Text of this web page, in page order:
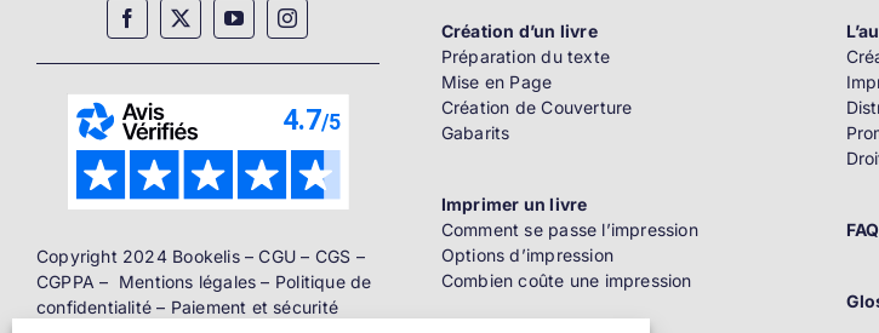
Copyright 2024 Bookelis –CGU – CGS –
CGPPA – Mentions légales – Politique de
confidentialité – Paiement et sécurité
Création d’un livre
Préparation du texte
Mise en Page
Création de Couverture
Gabarits
Imprimer un livre
Comment se passe l’impression
Options d’impression
Combien coûte une impression
FAQ